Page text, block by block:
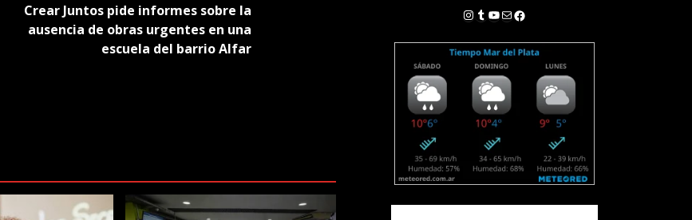
Crear Juntos pide informes sobre la
ausencia de obras urgentes en una
escuela del barrio Alfar
Instagram
Tumblr
YouTube
Correo electrónico
Facebook